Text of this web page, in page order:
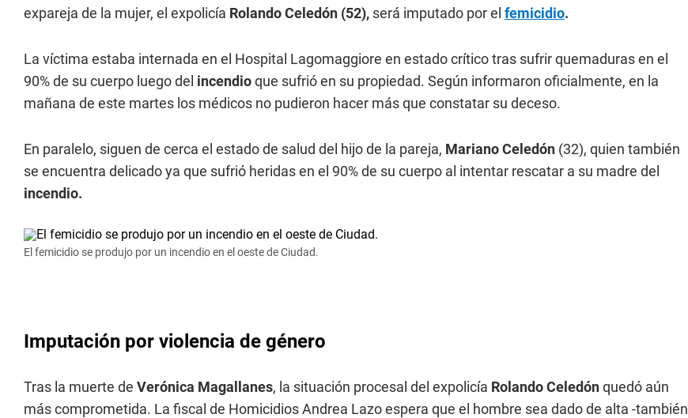
expareja de la mujer, el expolicía Rolando Celedón (52), será imputado por el femicidio.
La víctima estaba internada en el Hospital Lagomaggiore en estado crítico tras sufrir quemaduras en el
90% de su cuerpo luego del incendioque sufrió en su propiedad. Según informaron oficialmente, en la
mañana de este martes los médicos no pudieron hacer más que constatar su deceso.
En paralelo, siguen de cerca el estado de salud del hijo de la pareja, Mariano Celedón (32), quien también
se encuentra delicado ya que sufrió heridas en el 90% de su cuerpo al intentar rescatar a su madre del
incendio.
El femicidio se produjo por un incendio en el oeste de Ciudad.
Imputación por violencia de género
Tras la muerte de Verónica Magallanes, la situación procesal del expolicía Rolando Celedónquedó aún
más comprometida. La fiscal de Homicidios Andrea Lazo espera que el hombre sea dado de alta -también